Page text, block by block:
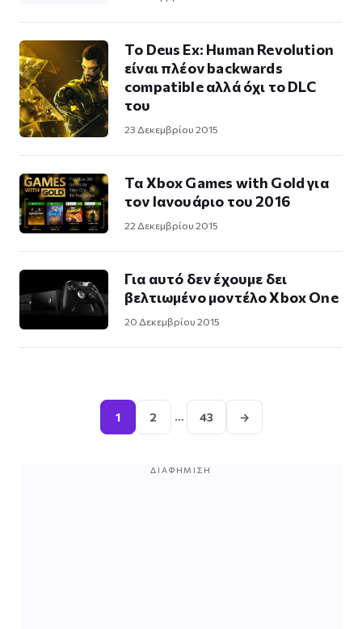
Το Deus Ex: Human Revolution
είναι πλέον backwards
compatible αλλά όχι το DLC
του
23 Δεκεμβρίου 2015
Τα Xbox Games with Gold για
τον Ιανουάριο του 2016
22 Δεκεμβρίου 2015
Για αυτό δεν έχουμε δει
βελτιωμένο μοντέλο Xbox One
20 Δεκεμβρίου 2015
άρθρων
1 2 … 43 →
ΔΙΑΦΉΜΙΣΗ